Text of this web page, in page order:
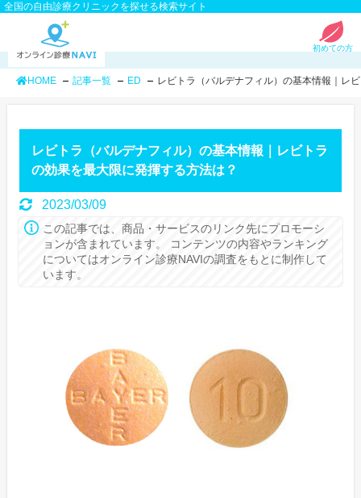
全国の自由診療クリニックを探せる検索サイト
初めての方
HOME 記事一覧 ED レビトラ（バルデナフィル）の基本情報｜レ
レビトラ（バルデナフィル）の基本情報｜レビトラ
の効果を最大限に発揮する方法は？
2023/03/09